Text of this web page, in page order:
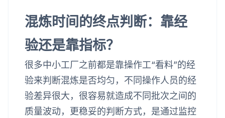
混炼时间的终点判断：靠经
验还是靠指标？
很多中小工厂之前都是靠操作工“看料”的经
验来判断混炼是否均匀，不同操作人员的经
验差异很大，很容易就造成不同批次之间的
质量波动，更稳妥的判断方式，是通过监控